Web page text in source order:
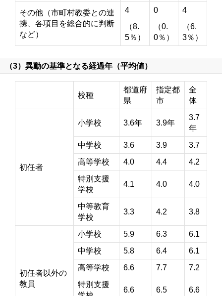
その他（市町村教委との連
携、各項目を総合的に判断
など）
4 0
4
（8.
5％）
（0.
0％）
（6.
3％）
（3）異動の基準となる経過年（平均値）
校種
都道府
県
指定都
市
全
体
初任者
小学校 3.6年 3.9年
3.7
年
中学校
3.6 3.9
3.7
高等学校
4.0 4.4
4.2
特別支援
学校
4.1 4.0 4.0
中等教育
学校
3.3 4.2 3.8
初任者以外の
教員
小学校 5.9 6.3
6.1
中学校
5.8 6.4
6.1
高等学校
6.6 7.7
7.2
特別支援
6.6 6.5 6.6